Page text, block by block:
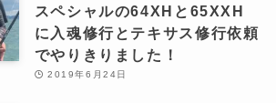
スペシャルの64XHと65XXH
に入魂修行とテキサス修行依頼
でやりきりました！
2019年6月24日